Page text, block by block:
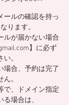
ルの確認を持っ
ります。
ルが届かない場合
】に必ず
。
場合、予約は完了
。
で、ドメイン指定
場合は、